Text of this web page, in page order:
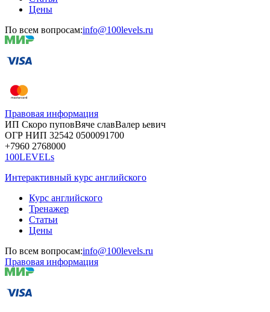
Цены
По всем вопросам:info@100levels.ru
Правовая информация
ИП Скоро пуповВяче славВалер ьевич
ОГР НИП 32542 0500091700
+7960 2768000
100LEVELs
Интерактивный курс английского
Курс английского
Тренажер
Статьи
Цены
По всем вопросам:info@100levels.ru
Правовая информация